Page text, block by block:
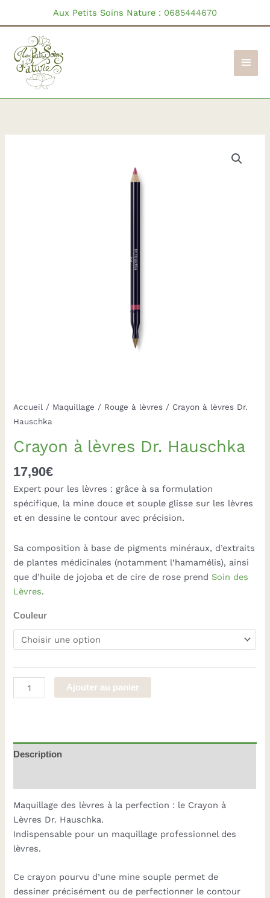
contenu
Aux Petits Soins Nature : 0685444670
Accueil / Maquillage / Rouge à lèvres / Crayon à lèvres Dr.
Hauschka
Crayon à lèvres Dr. Hauschka
17,90€
Expert pour les lèvres : grâce à sa formulation
spécifique, la mine douce et souple glisse sur les lèvres
et en dessine le contour avec précision.
Sa composition à base de pigments minéraux, d’extraits
de plantes médicinales (notamment l’hamamélis), ainsi
que d’huile de jojoba et de cire de rose prend Soin des
Lèvres.
Couleur
quantité
de
lèvres
Dr.
Ajouter au panier
Description
Maquillage des lèvres à la perfection : le Crayon à
Lèvres Dr. Hauschka.
Indispensable pour un maquillage professionnel des
lèvres.
Ce crayon pourvu d’une mine souple permet de
dessiner précisément ou de perfectionner le contour